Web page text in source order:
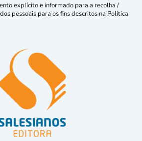
explícito e informado para a recolha /
pessoais para os fins descritos na Política